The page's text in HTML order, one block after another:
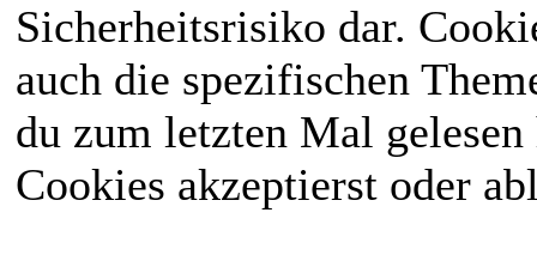
Sicherheitsrisiko dar.
auch die spezifischen
du zum letzten Mal
Cookies akzeptierst oder